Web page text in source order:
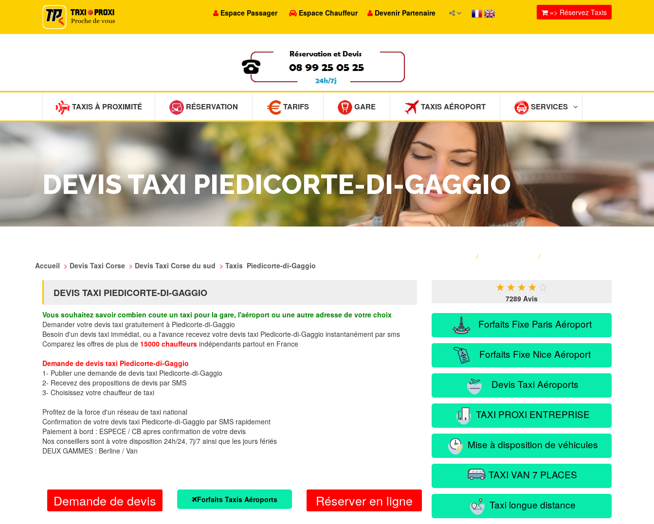
Espace Passager Espace Chauffeur Devenir Partenaire => Réservez Taxis
TAXIS À PROXIMITÉ RÉSERVATION TARIFS GARE TAXIS AÉROPORT SERVICES
DEVIS TAXI PIEDICORTE-DI-GAGGIO
/ /
Accueil > Devis Taxi Corse > Devis Taxi Corse du sud > Taxis Piedicorte-di-Gaggio
DEVIS TAXI PIEDICORTE-DI-GAGGIO
Vous souhaitez savoir combien coute un taxi pour la gare, l'aéroport ou une autre adresse de votre choix
Demander votre devis taxi gratuitement à Piedicorte-di-Gaggio
Besoin d'un devis taxi immédiat, ou a l'avance recevez votre devis taxi Piedicorte-di-Gaggio instantanément par sms
Comparez les offres de plus de 15000 chauffeurs indépendants partout en France
Demande de devis taxi Piedicorte-di-Gaggio
1- Publier une demande de devis taxi Piedicorte-di-Gaggio
2- Recevez des propositions de devis par SMS
3- Choisissez votre chauffeur de taxi
Profitez de la force d'un réseau de taxi national
Confirmation de votre devis taxi Piedicorte-di-Gaggio par SMS rapidement
Paiement à bord : ESPECE / CB apres confirmation de votre devis
Nos conseillers sont à votre disposition 24h/24, 7j/7 ainsi que les jours fériés
DEUX GAMMES : Berline / Van
Demande de devis Forfaits Taxis Aéroports Réserver en ligne
★ ★ ★ ★ ★
7289 Avis
Forfaits Fixe Paris Aéroport
Forfaits Fixe Nice Aéroport
Devis Taxi Aéroports
TAXI PROXI ENTREPRISE
Mise à disposition de véhicules
TAXI VAN 7 PLACES
Taxi longue distance